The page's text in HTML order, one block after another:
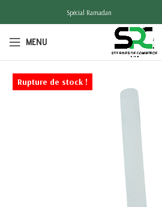
Spécial Ramadan
MENU
Rupture de stock !